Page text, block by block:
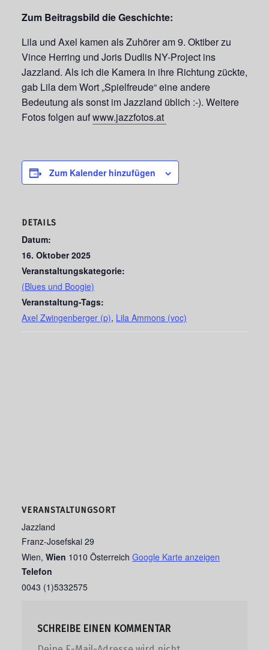
Zum Beitragsbild die Geschichte:
Lila und Axel kamen als Zuhörer am 9. Oktiber zu
Vince Herring und Joris Dudlis NY-Project ins
Jazzland. Als ich die Kamera in ihre Richtung zückte,
gab Lila dem Wort „Spielfreude“ eine andere
Bedeutung als sonst im Jazzland üblich :-). Weitere
Fotos folgen aufwww.jazzfotos.at
Zum Kalender hinzufügen
DETAILS
Datum:
16. Oktober 2025
Veranstaltungskategorie:
(Blues und Boogie)
Veranstaltung-Tags:
Axel Zwingenberger (p), Lila Ammons (voc)
VERANSTALTUNGSORT
Jazzland
Franz-Josefskai 29
Wien, Wien 1010 Österreich Google Karte anzeigen
Telefon
0043 (1)5332575
SCHREIBE EINEN KOMMENTAR